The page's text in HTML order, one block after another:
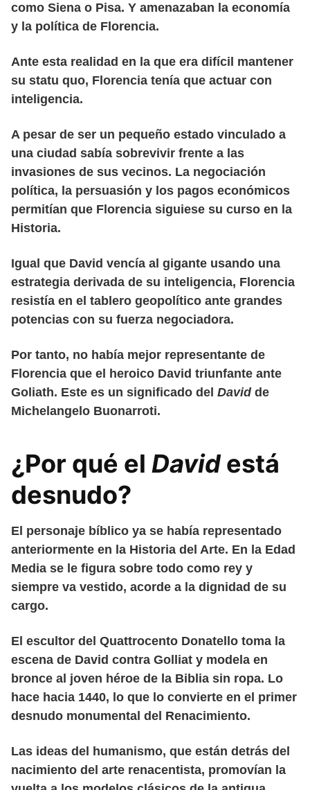
como Siena o Pisa. Y amenazaban la economía
y la política de Florencia.
Ante esta realidad en la que era difícil mantener
su statu quo, Florencia tenía que actuar con
inteligencia.
A pesar de ser un pequeño estado vinculado a
una ciudad sabía sobrevivir frente a las
invasiones de sus vecinos. La negociación
política, la persuasión y los pagos económicos
permitían que Florencia siguiese su curso en la
Historia.
Igual que David vencía al gigante usando una
estrategia derivada de su inteligencia, Florencia
resistía en el tablero geopolítico ante grandes
potencias con su fuerza negociadora.
Por tanto, no había mejor representante de
Florencia que el heroico David triunfante ante
Goliath. Este es un significado del David de
Michelangelo Buonarroti.
¿Por qué el Davidestá
desnudo?
El personaje bíblico ya se había representado
anteriormente en la Historia del Arte. En la Edad
Media se le figura sobre todo como rey y
siempre va vestido, acorde a la dignidad de su
cargo.
El escultor del Quattrocento Donatello toma la
escena de David contra Golliat y modela en
bronce al joven héroe de la Biblia sin ropa. Lo
hace hacia 1440, lo que lo convierte en el primer
desnudo monumental del Renacimiento.
Las ideas del humanismo, que están detrás del
nacimiento del arte renacentista, promovían la